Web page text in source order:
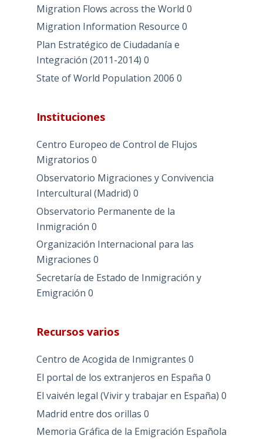
Migration Flows across the World 0
Migration Information Resource 0
Plan Estratégico de Ciudadanía e
Integración (2011-2014) 0
State of World Population 2006 0
Instituciones
Centro Europeo de Control de Flujos
Migratorios 0
Observatorio Migraciones y Convivencia
Intercultural (Madrid) 0
Observatorio Permanente de la
Inmigración 0
Organización Internacional para las
Migraciones 0
Secretaría de Estado de Inmigración y
Emigración 0
Recursos varios
Centro de Acogida de Inmigrantes 0
El portal de los extranjeros en España 0
El vaivén legal (Vivir y trabajar en España) 0
Madrid entre dos orillas 0
Memoria Gráfica de la Emigración Española